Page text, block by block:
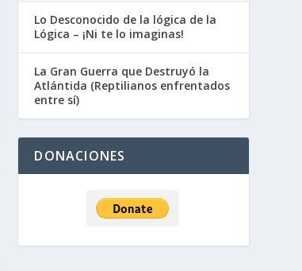
Lo Desconocido de la lógica de la
Lógica – ¡Ni te lo imaginas!
La Gran Guerra que Destruyó la
Atlántida (Reptilianos enfrentados
entre sí)
DONACIONES